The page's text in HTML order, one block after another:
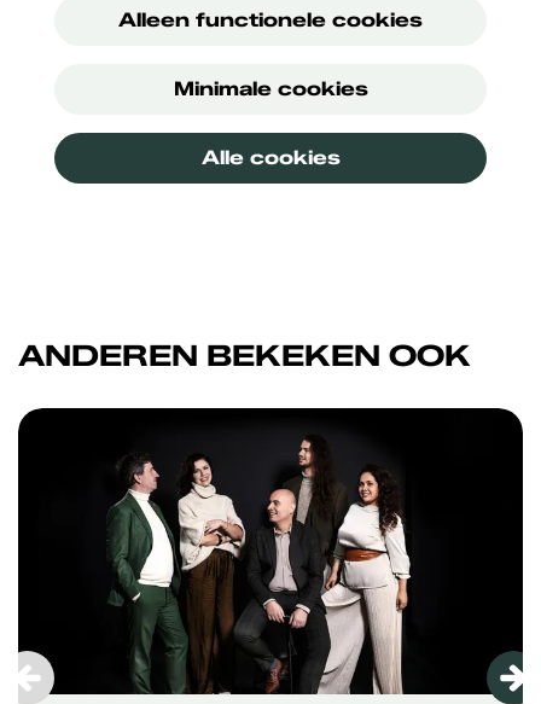
Alleen functionele cookies
Minimale cookies
Alle cookies
ANDEREN BEKEKEN OOK
Overslaan